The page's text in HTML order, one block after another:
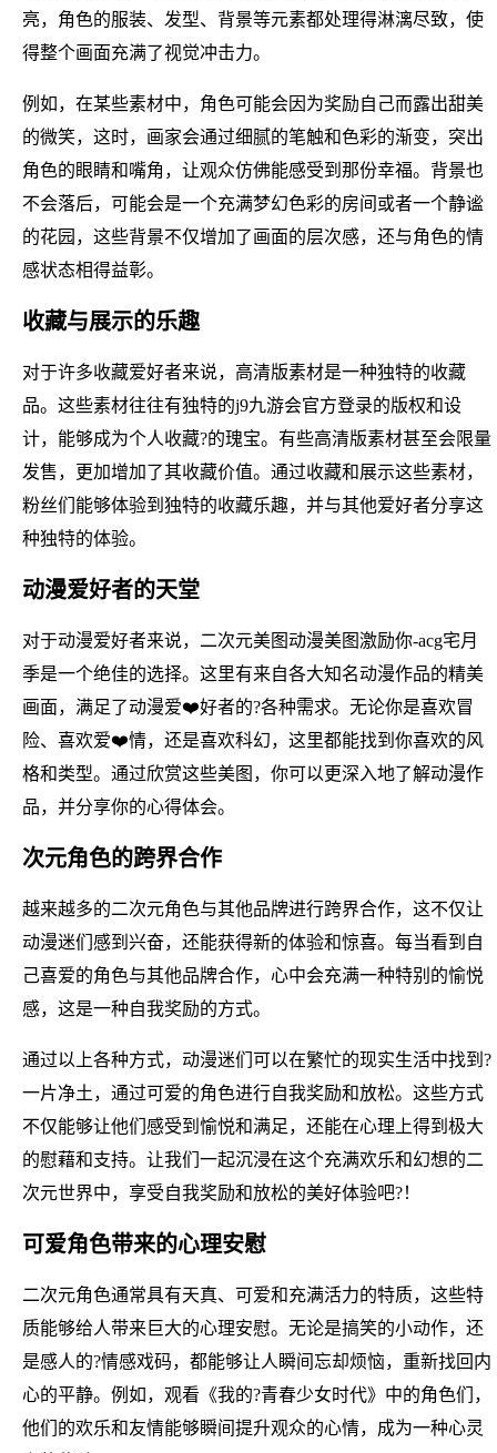
亮，角色的服装、发型、背景等元素都处理得淋漓尽致，使
得整个画面充满了视觉冲击力。
例如，在某些素材中，角色可能会因为奖励自己而露出甜美
的微笑，这时，画家会通过细腻的笔触和色彩的渐变，突出
角色的眼睛和嘴角，让观众仿佛能感受到那份幸福。背景也
不会落后，可能会是一个充满梦幻色彩的房间或者一个静谧
的花园，这些背景不仅增加了画面的层次感，还与角色的情
感状态相得益彰。
收藏与展示的乐趣
对于许多收藏爱好者来说，高清版素材是一种独特的收藏
品。这些素材往往有独特的j9九游会官方登录的版权和设
计，能够成为个人收藏?的瑰宝。有些高清版素材甚至会限量
发售，更加增加了其收藏价值。通过收藏和展示这些素材，
粉丝们能够体验到独特的收藏乐趣，并与其他爱好者分享这
种独特的体验。
动漫爱好者的天堂
对于动漫爱好者来说，二次元美图动漫美图激励你-acg宅月
季是一个绝佳的选择。这里有来自各大知名动漫作品的精美
画面，满足了动漫爱❤️好者的?各种需求。无论你是喜欢冒
险、喜欢爱❤️情，还是喜欢科幻，这里都能找到你喜欢的风
格和类型。通过欣赏这些美图，你可以更深入地了解动漫作
品，并分享你的心得体会。
次元角色的跨界合作
越来越多的二次元角色与其他品牌进行跨界合作，这不仅让
动漫迷们感到兴奋，还能获得新的体验和惊喜。每当看到自
己喜爱的角色与其他品牌合作，心中会充满一种特别的愉悦
感，这是一种自我奖励的方式。
通过以上各种方式，动漫迷们可以在繁忙的现实生活中找到?
一片净土，通过可爱的角色进行自我奖励和放松。这些方式
不仅能够让他们感受到愉悦和满足，还能在心理上得到极大
的慰藉和支持。让我们一起沉浸在这个充满欢乐和幻想的二
次元世界中，享受自我奖励和放松的美好体验吧?！
可爱角色带来的心理安慰
二次元角色通常具有天真、可爱和充满活力的特质，这些特
质能够给人带来巨大的心理安慰。无论是搞笑的小动作，还
是感人的?情感戏码，都能够让人瞬间忘却烦恼，重新找回内
心的平静。例如，观看《我的?青春少女时代》中的角色们，
他们的欢乐和友情能够瞬间提升观众的心情，成为一种心灵